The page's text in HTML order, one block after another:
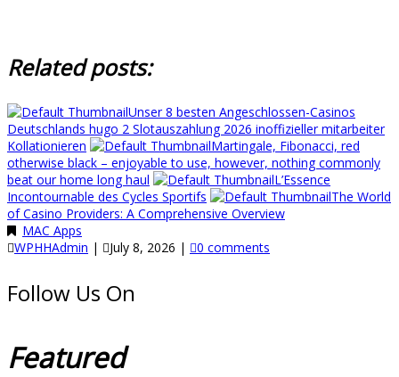
Related posts:
Unser 8 besten Angeschlossen-Casinos
Deutschlands hugo 2 Slotauszahlung 2026 inoffizieller mitarbeiter
Kollationieren
Martingale, Fibonacci, red
otherwise black – enjoyable to use, however, nothing commonly
beat our home long haul
L’Essence
Incontournable des Cycles Sportifs
The World
of Casino Providers: A Comprehensive Overview
MAC Apps
WPHHAdmin | July 8, 2026 | 0 comments
Follow Us On
Featured